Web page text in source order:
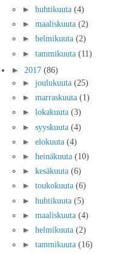
► huhtikuuta (4)
► maaliskuuta (2)
► helmikuuta (2)
► tammikuuta (11)
► 2017 (86)
► joulukuuta (25)
► marraskuuta (1)
► lokakuuta (3)
► syyskuuta (4)
► elokuuta (4)
► heinäkuuta (10)
► kesäkuuta (6)
► toukokuuta (6)
► huhtikuuta (5)
► maaliskuuta (4)
► helmikuuta (2)
► tammikuuta (16)